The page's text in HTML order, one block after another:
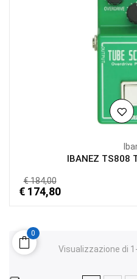
IBANEZ TS808
€ 184,00
€ 174,80
Visualizzazione di
0